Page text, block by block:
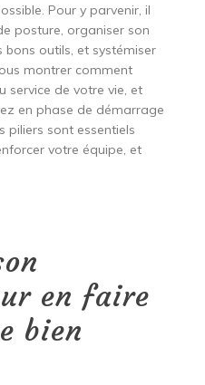
Pour y parvenir, il
posture, organiser son
outils, et systémiser
montrer comment
service de votre vie, et
en phase de démarrage
piliers sont essentiels
votre équipe, et
en faire
bien